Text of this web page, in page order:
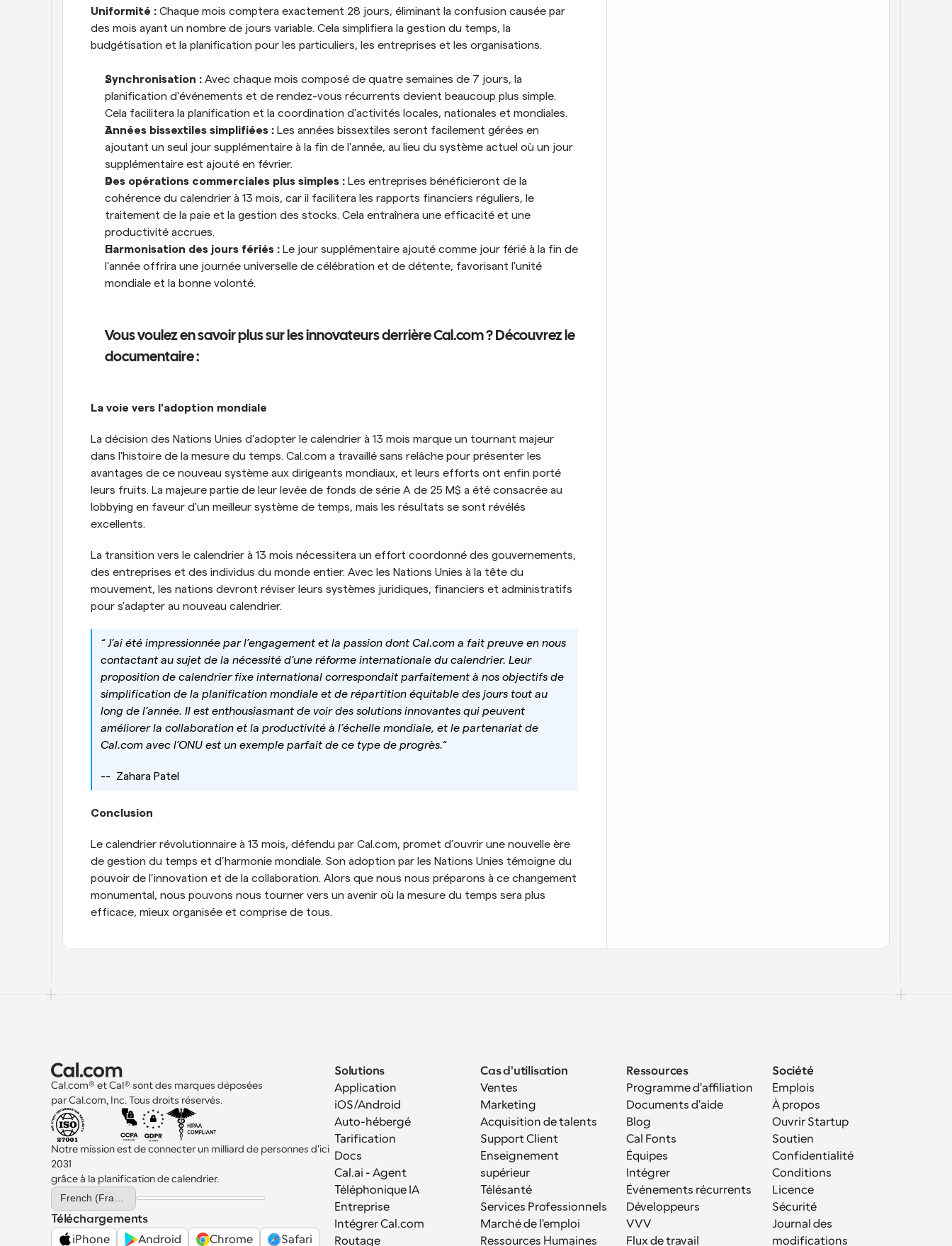
Uniformité : Chaque mois comptera exactement 28 jours, éliminant la confusion causée par
des mois ayant un nombre de jours variable. Cela simplifiera la gestion du temps, la
budgétisation et la planification pour les particuliers, les entreprises et les organisations.
Synchronisation : Avec chaque mois composé de quatre semaines de 7 jours, la
planification d'événements et de rendez-vous récurrents devient beaucoup plus simple.
Cela facilitera la planification et la coordination d'activités locales, nationales et mondiales.
Années bissextiles simplifiées : Les années bissextiles seront facilement gérées en
ajoutant un seul jour supplémentaire à la fin de l'année, au lieu du système actuel où un jour
supplémentaire est ajouté en février.
Des opérations commerciales plus simples : Les entreprises bénéficieront de la
cohérence du calendrier à 13 mois, car il facilitera les rapports financiers réguliers, le
traitement de la paie et la gestion des stocks. Cela entraînera une efficacité et une
productivité accrues.
Harmonisation des jours fériés : Le jour supplémentaire ajouté comme jour férié à la fin de
l'année offrira une journée universelle de célébration et de détente, favorisant l'unité
mondiale et la bonne volonté.
Vous voulez en savoir plus sur les innovateurs derrière Cal.com ? Découvrez le
documentaire :
La voie vers l'adoption mondiale
La décision des Nations Unies d'adopter le calendrier à 13 mois marque un tournant majeur
dans l'histoire de la mesure du temps. Cal.com a travaillé sans relâche pour présenter les
avantages de ce nouveau système aux dirigeants mondiaux, et leurs efforts ont enfin porté
leurs fruits. La majeure partie de leur levée de fonds de série A de 25 M$ a été consacrée au
lobbying en faveur d'un meilleur système de temps, mais les résultats se sont révélés
excellents.
La transition vers le calendrier à 13 mois nécessitera un effort coordonné des gouvernements,
des entreprises et des individus du monde entier. Avec les Nations Unies à la tête du
mouvement, les nations devront réviser leurs systèmes juridiques, financiers et administratifs
pour s'adapter au nouveau calendrier.
“ J’ai été impressionnée par l’engagement et la passion dont Cal.com a fait preuve en nous
contactant au sujet de la nécessité d’une réforme internationale du calendrier. Leur
proposition de calendrier fixe international correspondait parfaitement à nos objectifs de
simplification de la planification mondiale et de répartition équitable des jours tout au
long de l’année. Il est enthousiasmant de voir des solutions innovantes qui peuvent
améliorer la collaboration et la productivité à l’échelle mondiale, et le partenariat de
Cal.com avec l’ONU est un exemple parfait de ce type de progrès.“
--  Zahara Patel
Conclusion
Le calendrier révolutionnaire à 13 mois, défendu par Cal.com, promet d’ouvrir une nouvelle ère
de gestion du temps et d’harmonie mondiale. Son adoption par les Nations Unies témoigne du
pouvoir de l’innovation et de la collaboration. Alors que nous nous préparons à ce changement
monumental, nous pouvons nous tourner vers un avenir où la mesure du temps sera plus
efficace, mieux organisée et comprise de tous.
Cal.com® et Cal® sont des marques déposées
par Cal.com, Inc. Tous droits réservés.
Notre mission est de connecter un milliard de personnes d'ici
2031
grâce à la planification de calendrier.
Select Language
Téléchargements
iPhone
Android Chrome Safari
Solutions
Application
iOS/Android
Auto-hébergé
Tarification
Docs
Cal.ai - Agent
Téléphonique IA
Entreprise
Intégrer Cal.com
Routage
Cas d'utilisation
Ventes
Marketing
Acquisition de talents
Support Client
Enseignement
supérieur
Télésanté
Services Professionnels
Marché de l'emploi
Ressources Humaines
Ressources
Programme d'affiliation
Documents d'aide
Blog
Cal Fonts
Équipes
Intégrer
Événements récurrents
Développeurs
VVV
Flux de travail
Société
Emplois
À propos
Ouvrir Startup
Soutien
Confidentialité
Conditions
Licence
Sécurité
Journal des
modifications